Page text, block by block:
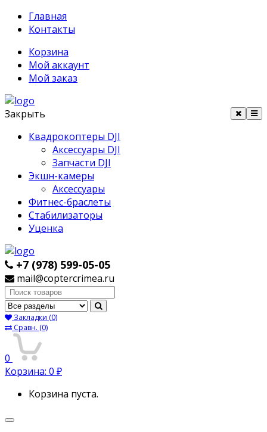
Главная
Контакты
Корзина
Мой аккаунт
Мой заказ
Закрыть
Квадрокоптеры DJI
Аксессуары DJI
Запчасти DJI
Экшн-камеры
Аксессуары
Фитнес-браслеты
Стабилизаторы
Уценка
+7 (978) 599-05-05
mail@coptercrimea.ru
Поиск:
Закладки (0)
Сравн. (0)
0
Корзина: 0 ₽
Корзина пуста.
Переключить